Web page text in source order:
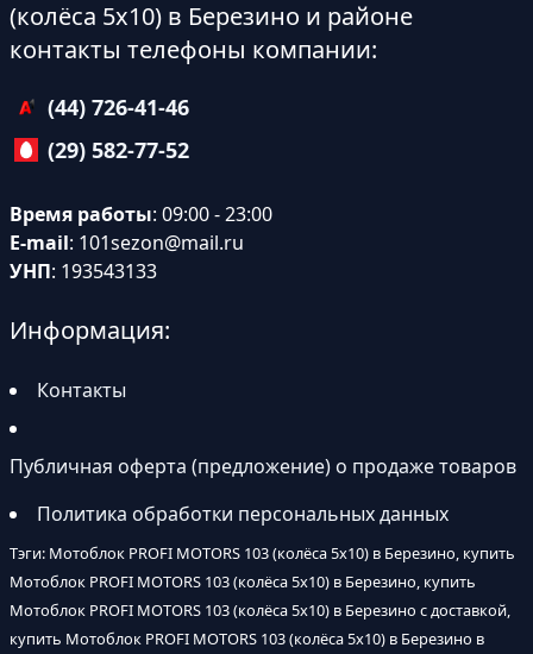
(колёса 5х10) в Березино и районе
контакты телефоны компании:
(44) 726-41-46
(29) 582-77-52
Время работы: 09:00 - 23:00
E-mail: 101sezon@mail.ru
УНП: 193543133
Информация:
Контакты
Публичная оферта (предложение) о продаже товаров
Политика обработки персональных данных
Тэги: Мотоблок PROFI MOTORS 103 (колёса 5х10) в Березино, купить
Мотоблок PROFI MOTORS 103 (колёса 5х10) в Березино, купить
Мотоблок PROFI MOTORS 103 (колёса 5х10) в Березино с доставкой,
купить Мотоблок PROFI MOTORS 103 (колёса 5х10) в Березино в